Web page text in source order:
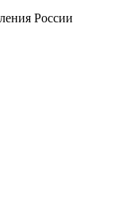
России